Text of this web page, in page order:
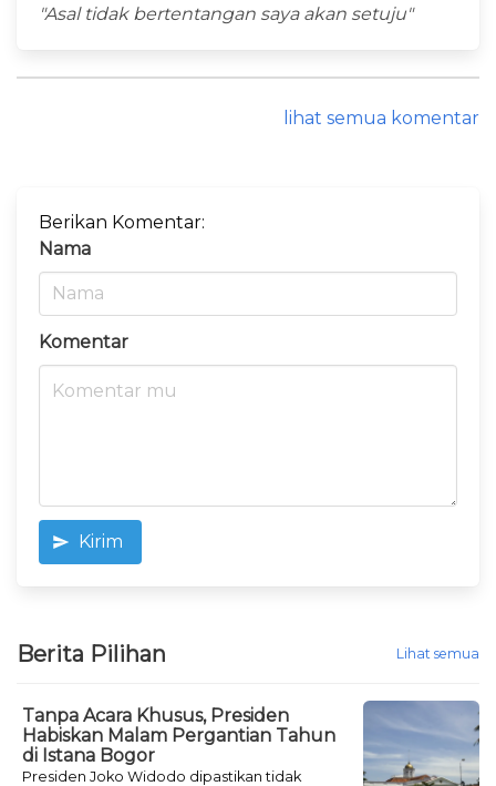
"Asal tidak bertentangan saya akan setuju"
lihat semua komentar
Berikan Komentar:
Nama
Komentar
Kirim
Berita Pilihan Lihat semua
Tanpa Acara Khusus, Presiden
Habiskan Malam Pergantian Tahun
di Istana Bogor
Presiden Joko Widodo dipastikan tidak